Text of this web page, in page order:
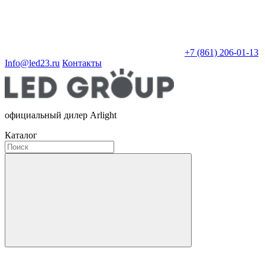
+7 (861) 206-01-13
Info@led23.ru Контакты
официальный дилер Arlight
Каталог